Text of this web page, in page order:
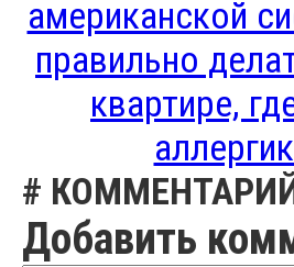
американской
правильно
квартире,
#
Добавить